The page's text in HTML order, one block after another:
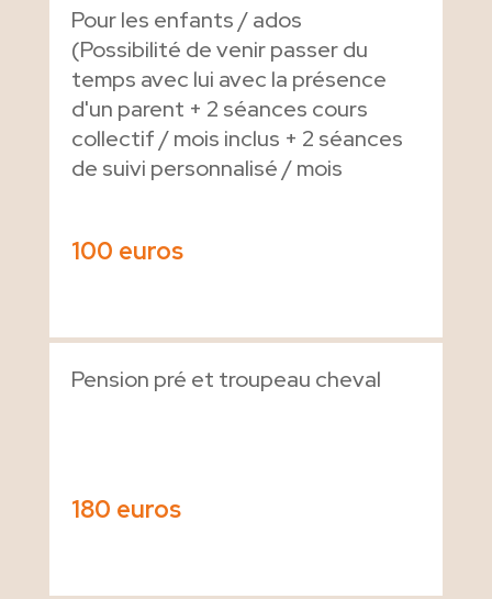
Pour les enfants / ados
(Possibilité de venir passer du
temps avec lui avec la présence
d'un parent + 2 séances cours
collectif / mois inclus + 2 séances
de suivi personnalisé / mois
100 euros
Pension pré et troupeau cheval
180 euros